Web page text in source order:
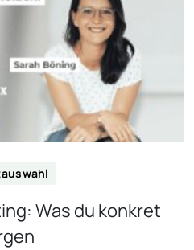
Was du konkret